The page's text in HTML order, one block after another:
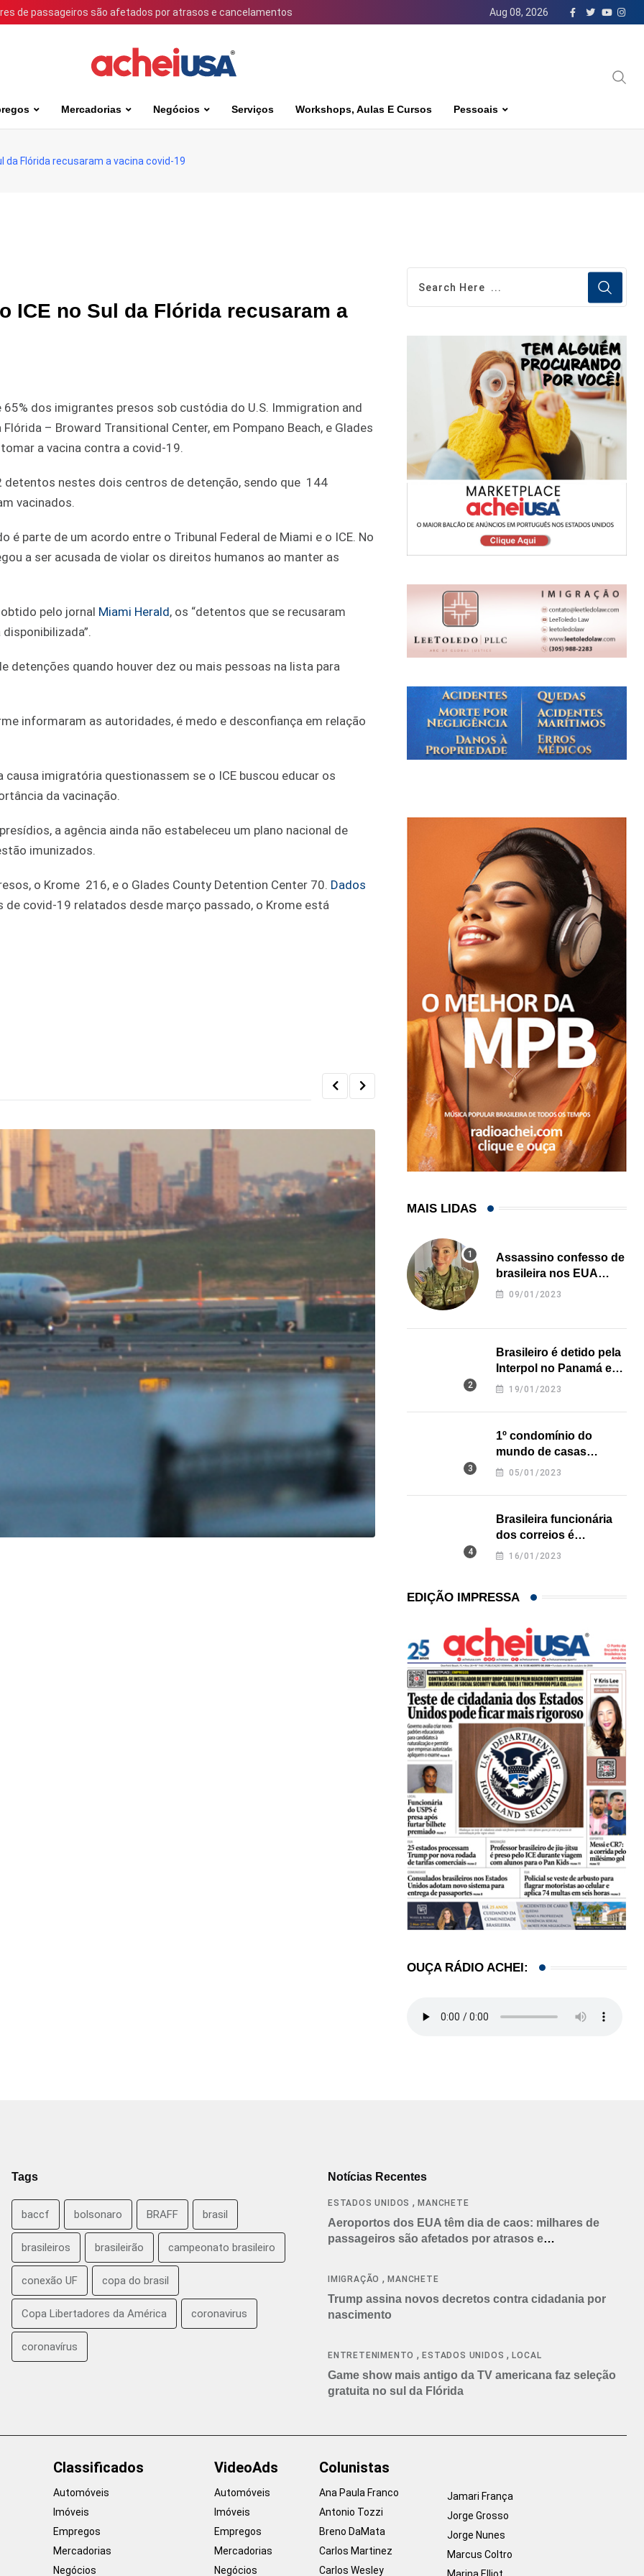
de passageiros são afetados por atrasos e cancelamentos Aug 08, 2026
Mercadorias Negócios Serviços Workshops, Aulas E Cursos Pessoais
da Flórida recusaram a vacina covid-19
ICE no Sul da Flórida recusaram a
dos imigrantes presos sob custódia do U.S. Immigration and
– Broward Transitional Center, em Pompano Beach, e Glades
a vacina contra a covid-19.
nestes dois centros de detenção, sendo que 144
vacinados.
parte de um acordo entre o Tribunal Federal de Miami e o ICE. No
a ser acusada de violar os direitos humanos ao manter as
pelo jornal Miami Herald, os “detentos que se recusaram
detenções quando houver dez ou mais pessoas na lista para
informaram as autoridades, é medo e desconfiança em relação
imigratória questionassem se o ICE buscou educar os
da vacinação.
a agência ainda não estabeleceu um plano nacional de
imunizados.
o Krome 216, e o Glades County Detention Center 70. Dados
covid-19 relatados desde março passado, o Krome está
Trump assina novos decretos contra cidadania
MAIS LIDAS
Assassino confesso de
brasileira nos EUA
revela onde deixou o
09/01/2023
Brasileiro é detido pela
Interpol no Panamá e
pode pegar prisão
19/01/2023
1º condomínio do
mundo de casas
impressas em 3D é
05/01/2023
Brasileira funcionária
dos correios é
assassinada a facadas
16/01/2023
EDIÇÃO IMPRESSA
OUÇA RÁDIO ACHEI:
Tags
baccf bolsonaro BRAFF brasil
brasileiros brasileirão campeonato brasileiro
conexão UF copa do brasil
Copa Libertadores da América coronavirus
coronavírus
Notícias Recentes
ESTADOS UNIDOS ,MANCHETE
Aeroportos dos EUA têm dia de caos: milhares de
passageiros são afetados por atrasos e
IMIGRAÇÃO ,MANCHETE
Trump assina novos decretos contra cidadania por
nascimento
ENTRETENIMENTO ,ESTADOS UNIDOS ,LOCAL
Game show mais antigo da TV americana faz seleção
gratuita no sul da Flórida
Classificados
Automóveis
Imóveis
Empregos
Mercadorias
Negócios
VideoAds
Automóveis
Imóveis
Empregos
Mercadorias
Negócios
Colunistas
Ana Paula Franco
Antonio Tozzi
Breno DaMata
Carlos Martinez
Carlos Wesley
Jamari França
Jorge Grosso
Jorge Nunes
Marcus Coltro